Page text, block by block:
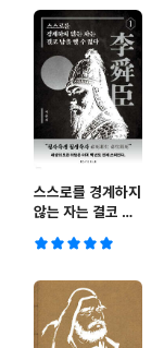
스스로를 경계하지
않는 자는 결코 남